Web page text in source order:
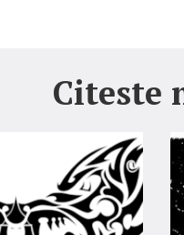
Citeste